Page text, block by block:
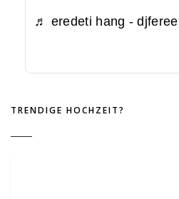
♬ eredeti hang - djferee
TRENDIGE HOCHZEIT?